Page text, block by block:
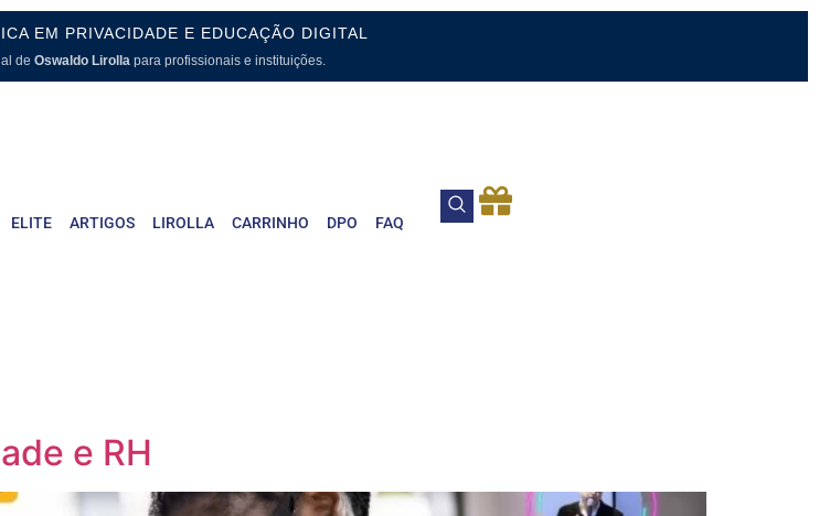
EM PRIVACIDADE E EDUCAÇÃO DIGITAL
de Oswaldo Lirolla para profissionais e instituições.
ELITE ARTIGOS LIROLLA CARRINHO DPO FAQ
e RH